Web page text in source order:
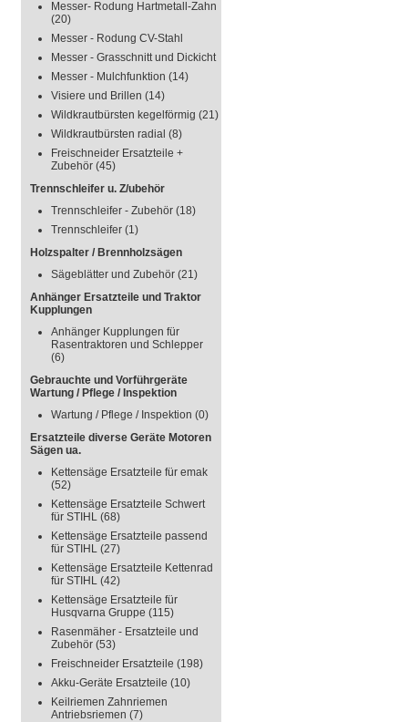
Messer- Rodung Hartmetall-Zahn
(20)
Messer - Rodung CV-Stahl
Messer - Grasschnitt und Dickicht
Messer - Mulchfunktion (14)
Visiere und Brillen (14)
Wildkrautbürsten kegelförmig (21)
Wildkrautbürsten radial (8)
Freischneider Ersatzteile +
Zubehör (45)
Trennschleifer u. Z/ubehör
Trennschleifer - Zubehör (18)
Trennschleifer (1)
Holzspalter / Brennholzsägen
Sägeblätter und Zubehör (21)
Anhänger Ersatzteile und Traktor
Kupplungen
Anhänger Kupplungen für
Rasentraktoren und Schlepper
(6)
Gebrauchte und Vorführgeräte
Wartung / Pflege / Inspektion
Wartung / Pflege / Inspektion (0)
Ersatzteile diverse Geräte Motoren
Sägen ua.
Kettensäge Ersatzteile für emak
(52)
Kettensäge Ersatzteile Schwert
für STIHL (68)
Kettensäge Ersatzteile passend
für STIHL (27)
Kettensäge Ersatzteile Kettenrad
für STIHL (42)
Kettensäge Ersatzteile für
Husqvarna Gruppe (115)
Rasenmäher - Ersatzteile und
Zubehör (53)
Freischneider Ersatzteile (198)
Akku-Geräte Ersatzteile (10)
Keilriemen Zahnriemen
Antriebsriemen (7)